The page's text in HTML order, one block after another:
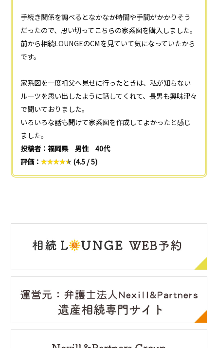
手続き関係を調べるとなかなか時間や手間がかかりそう
だったので、思い切ってこちらの家系図を購入しました。
前から相続LOUNGEのCMを見ていて気になっていたから
です。
家系図を一度祖父へ見せに行ったときは、私が知らない
ルーツを思い出したように話してくれて、長男も興味津々
で聞いておりました。
いろいろな話も聞けて家系図を作成してよかったと感じ
ました。
投稿者：福岡県 男性 40代
評価：
(4.5 / 5)